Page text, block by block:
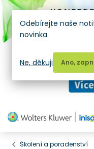
Školení a poradenství
Odebírejte naše
novinka.
Ano,
Ne, děkuji